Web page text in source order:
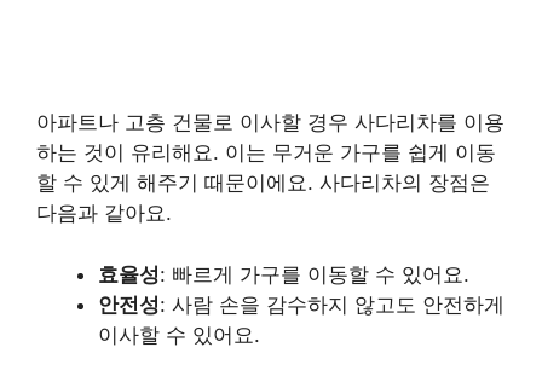
아파트나 고층 건물로 이사할 경우 사다리차를 이용
하는 것이 유리해요. 이는 무거운 가구를 쉽게 이동
할 수 있게 해주기 때문이에요. 사다리차의 장점은
다음과 같아요.
효율성: 빠르게 가구를 이동할 수 있어요.
안전성: 사람 손을 감수하지 않고도 안전하게
이사할 수 있어요.